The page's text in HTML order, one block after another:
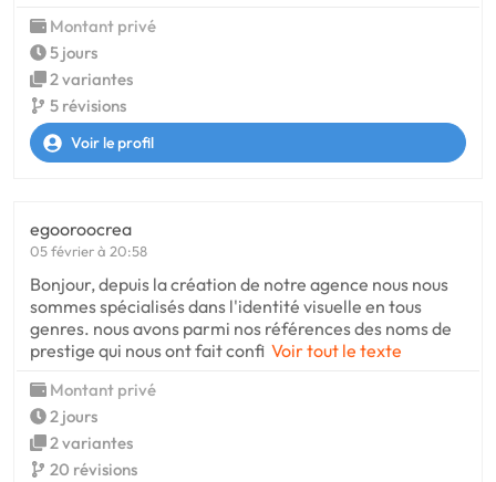
Montant privé
5 jours
2 variantes
5 révisions
Voir le profil
egooroocrea
05 février à 20:58
Bonjour, depuis la création de notre agence nous nous
sommes spécialisés dans l'identité visuelle en tous
genres. nous avons parmi nos références des noms de
prestige qui nous ont fait confi Voir tout le texte
Montant privé
2 jours
2 variantes
20 révisions